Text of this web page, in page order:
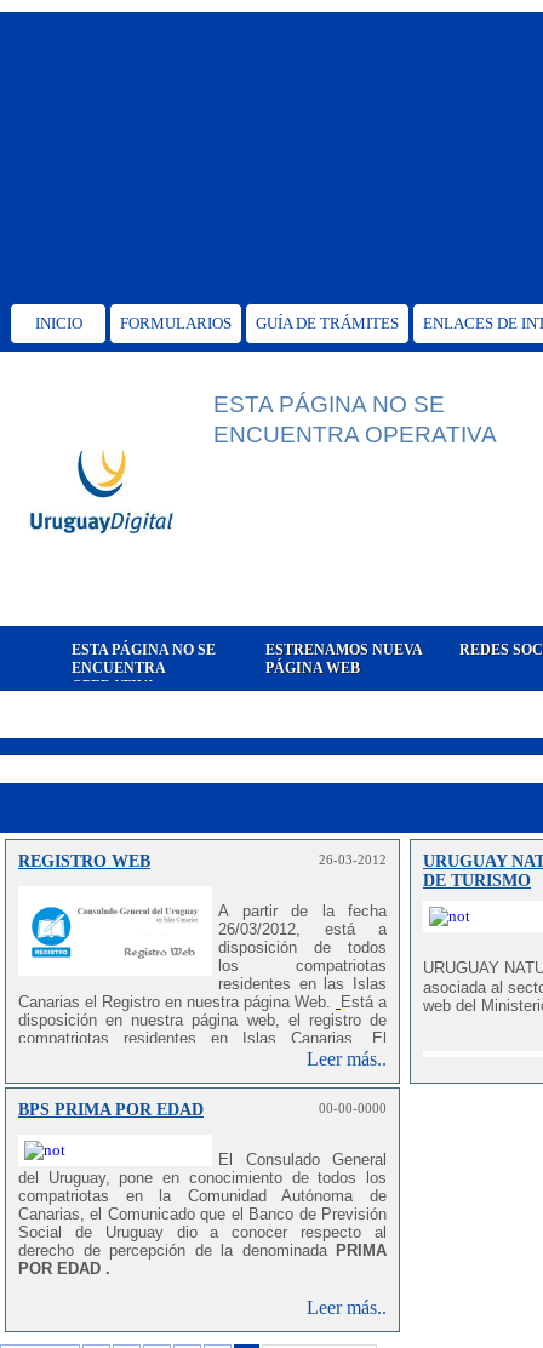
INICIO FORMULARIOS GUÍA DE TRÁMITES ENLACES DE
ESTA PÁGINA NO SE
ENCUENTRA OPERATIVA
ESTA PÁGINA NO SE
ENCUENTRA
OPERATIVA
ESTRENAMOS NUEVA
PÁGINA WEB
REDES
REGISTRO WEB 26-03-2012
A partir de la fecha
26/03/2012, está a
disposición de todos
los compatriotas
residentes en las Islas
Canarias el Registro en nuestra página Web.
Está a
disposición en nuestra página web, el registro de
compatriotas residentes en Islas Canarias. El
motivo es recabar información a fin de conocer el
que facilitará a esta Oficina Consular, elaborar una
base de datos que sea lo más aproximada posible a
problemática de nuestros compatriotas,
necesario contar con datos ciertosy que estos
permitan a las autoridades de nuestro país elaborar
políticas más adecuadas para la atención de los
mismos. Para ello, el primer paso es la elaboración
de un registro. Se destaca que todos los datos que
se recaben,serán estrictamente de uso reservado
por parte de este Consulado General Para acceder
Leer más..
URUGUAY
DE TURISMO
URUGUAY
asociada al
web del
BPS PRIMA POR EDAD 00-00-0000
El Consulado General
del Uruguay, pone en conocimiento de todos los
compatriotas en la Comunidad Autónoma de
Canarias, el Comunicado que el Banco de Previsión
Social de Uruguay dio a conocer respecto al
derecho de percepción de la denominada PRIMA
POR EDAD .
Leer más..